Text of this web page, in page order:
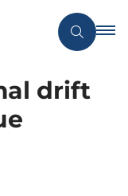
drift